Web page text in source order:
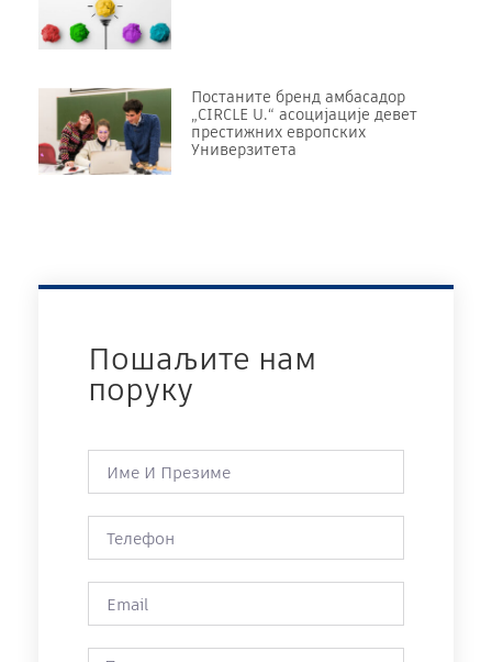
Постаните бренд амбасадор
„CIRCLE U.“ асоцијације девет
престижних европских
Универзитета
Пошаљите нам
поруку